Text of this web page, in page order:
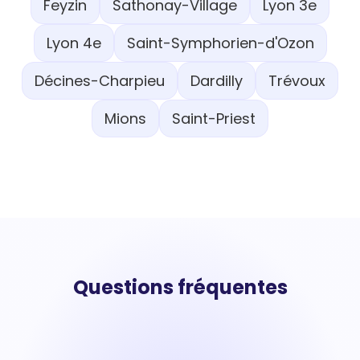
Feyzin Sathonay-Village
Lyon 3e
Lyon 4e
Saint-Symphorien-d'Ozon
Décines-Charpieu
Dardilly
Trévoux
Mions
Saint-Priest
Questions fréquentes